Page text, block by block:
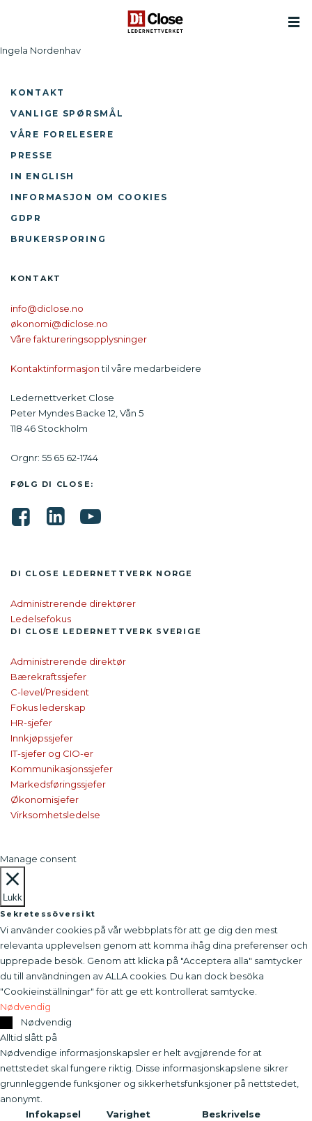
Ingela Nordenhav
KONTAKT
VANLIGE SPØRSMÅL
VÅRE FORELESERE
PRESSE
IN ENGLISH
INFORMASJON OM COOKIES
GDPR
BRUKERSPORING
KONTAKT
info@diclose.no
økonomi@diclose.no
Våre faktureringsopplysninger
Kontaktinformasjontil våre medarbeidere
Ledernettverket Close
Peter Myndes Backe 12, Vån 5
118 46 Stockholm
Orgnr: 55 65 62-1744
FØLG DI CLOSE:
DI CLOSE LEDER­NETTVERK NORGE
Administrerende direktører
Ledelsefokus
DI CLOSE LEDER­NETTVERK SVERIGE
Administrerende direktør
Bærekraftssjefer
C-level/President
Fokus lederskap
HR-sjefer
Innkjøpssjefer
IT-sjefer og CIO-er
Kommunikasjonssjefer
Markedsføringssjefer
Økonomisjefer
Virksomhetsledelse
Manage consent
Lukk
Sekretessöversikt
Vi använder cookies på vår webbplats för att ge dig den mest
relevanta upplevelsen genom att komma ihåg dina preferenser och
upprepade besök. Genom att klicka på "Acceptera alla" samtycker
du till användningen av ALLA cookies. Du kan dock besöka
"Cookieinställningar" för att ge ett kontrollerat samtycke.
Nødvendig
Nødvendig
Alltid slått på
Nødvendige informasjonskapsler er helt avgjørende for at
nettstedet skal fungere riktig. Disse informasjonskapslene sikrer
grunnleggende funksjoner og sikkerhetsfunksjoner på nettstedet,
anonymt.
Infokapsel
Varighet Beskrivelse